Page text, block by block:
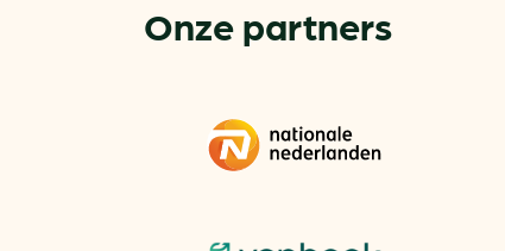
Onze partners